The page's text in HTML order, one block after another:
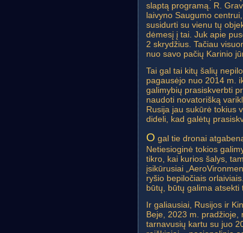
slaptą programą. R.
laivyno Saugumo
susidurti su vienu tų
dėmesį į tai. Juk apie
2 skrydžius. Tačiau
nuo savo pačių Karinio
Tai gal tai kitų šalių
pagausėjo nuo 2014 m.
galimybių prasiskverbti
naudoti novatorišką
Rusija jau sukūrė tokius
dideli, kad galėtų
O gal tie dronai
Netiesioginė tokios
tikro, kai kurios šalys,
įsikūrusiai
ryšio bepiločiais
būtų, būtų galima atsekti
Ir galiausiai, Rusijos ir
Beje, 2023 m. pradžioje,
tarnavusių kartu su juo